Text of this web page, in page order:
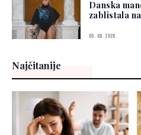
Danska
zablistala
05. 08. 2026.
Najčitanije